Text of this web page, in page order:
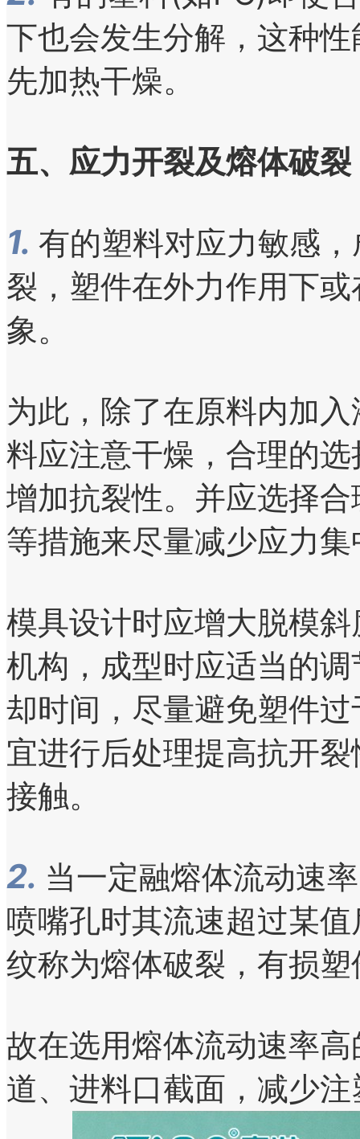
下也会发生分解，这种
先加热干燥。
五、应力开裂及熔体破裂
1. 有的塑料对应力敏感
裂，塑件在外力作用下
象。
为此，除了在原料内加
料应注意干燥，合理的
增加抗裂性。并应选择
等措施来尽量减少应力集
模具设计时应增大脱模
机构，成型时应适当的
却时间，尽量避免塑件
宜进行后处理提高抗开
接触。
2. 当一定融熔体流动速
喷嘴孔时其流速超过某
纹称为熔体破裂，有损
故在选用熔体流动速率
道、进料口截面，减少